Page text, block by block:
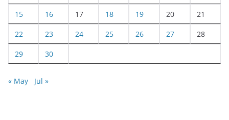
15 16 17 18 19 20 21
22 23 24 25 26 27 28
29 30
« May Jul »